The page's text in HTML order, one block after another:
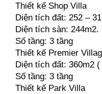
Thiết kế Shop Villa
Diện tích đất: 252 –
Diện tích sàn: 244m2.
Số tầng: 3 tầng
Thiết kế Premier
Diện tích đất: 360m2 (
Số tầng: 3 tầng
Thiết kế Park Villa